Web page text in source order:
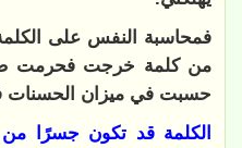
فمحاسبة النفس على
من كلمة خرجت فحرمت
حسبت في ميزان الحسنات
الكلمة قد تكون جسرًا